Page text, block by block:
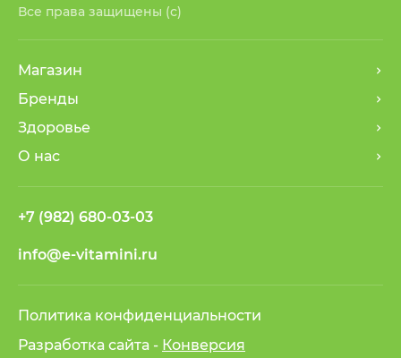
Все права защищены (с)
Магазин
Бренды
Здоровье
О нас
+7 (982) 680-03-03
info@e-vitamini.ru
Политика конфиденциальности
Разработка сайта - Конверсия